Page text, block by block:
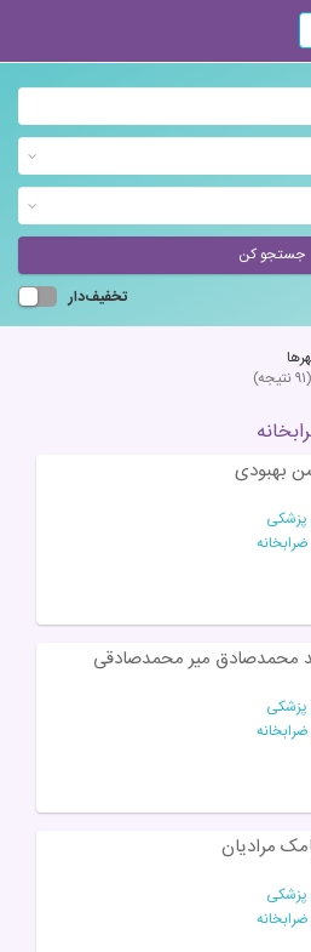
جستجو کن
تخفیف‌دار
(۹۱ نتیجه)
بهبودی
ضرابخانه
محمد‌صادق میر محمد‌صادقی
ضرابخانه
مرادیان
ضرابخانه